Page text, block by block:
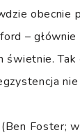
obecnie
– głównie
Foster;